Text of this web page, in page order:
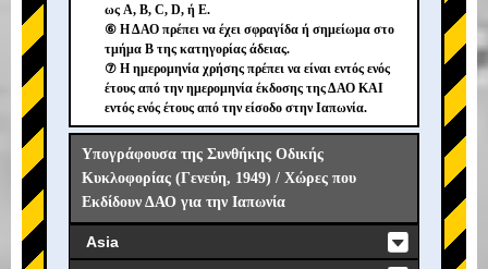
ως A, B, C, D, ή E.
⑥ Η ΔΑΟ πρέπει να έχει σφραγίδα ή σημείωμα στο
τμήμα B της κατηγορίας άδειας.
⑦ Η ημερομηνία χρήσης πρέπει να είναι εντός ενός
έτους από την ημερομηνία έκδοσης της ΔΑΟ ΚΑΙ
εντός ενός έτους από την είσοδο στην Ιαπωνία.
Υπογράφουσα της Συνθήκης Οδικής
Κυκλοφορίας (Γενεύη, 1949) / Χώρες που
Εκδίδουν ΔΑΟ για την Ιαπωνία
Asia